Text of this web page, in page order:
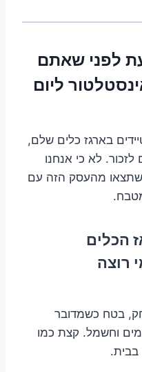
לפני שאתם
ליום
בארגז כלים שלם,
לא כי אנחנו
שתצאו מהעסק הזה עם
הכלים
רוצה
בטח כשמדובר
וחשמל. קצת כמו